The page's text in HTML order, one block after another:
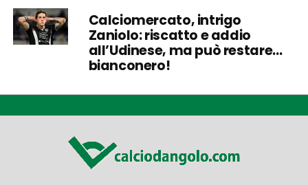
Calciomercato, intrigo
Zaniolo: riscatto e addio
all’Udinese, ma può restare…
bianconero!